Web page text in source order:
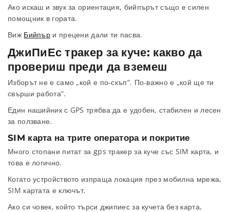
Ако искаш и звук за ориентация, бийпърът също е силен
помощник в гората.
Виж Бийпър и прецени дали ти пасва.
ДжиПиЕс тракер за куче: какво да
провериш преди да вземеш
Изборът не е само „кой е по-скъп“. По-важно е „кой ще ти
свърши работа“.
Един нашийник с GPS трябва да е удобен, стабилен и лесен
за ползване.
SIM карта на трите оператора и покритие
Много стопани питат за gps тракер за куче със SIM карта, и
това е логично.
Когато устройството изпраща локация през мобилна мрежа,
SIM картата е ключът.
Ако си човек, който търси джипиес за кучета без карта,